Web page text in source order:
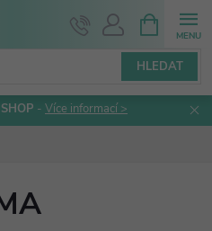
HLEDAT
NÁKUPNÍ
KOŠÍK
- Více informací >